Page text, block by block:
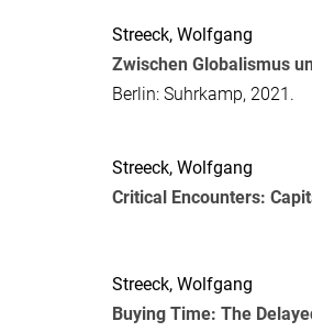
Streeck, Wolfgang
Zwischen Globalismus
Berlin: Suhrkamp, 2021.
Streeck, Wolfgang
Critical Encounters:
Streeck, Wolfgang
Buying Time: The